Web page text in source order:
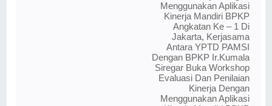
Menggunakan Aplikasi
Kinerja Mandiri BPKP
Angkatan Ke – 1 Di
Jakarta, Kerjasama
Antara YPTD PAMSI
Dengan BPKP Ir.Kumala
Siregar Buka Workshop
Evaluasi Dan Penilaian
Kinerja Dengan
Menggunakan Aplikasi